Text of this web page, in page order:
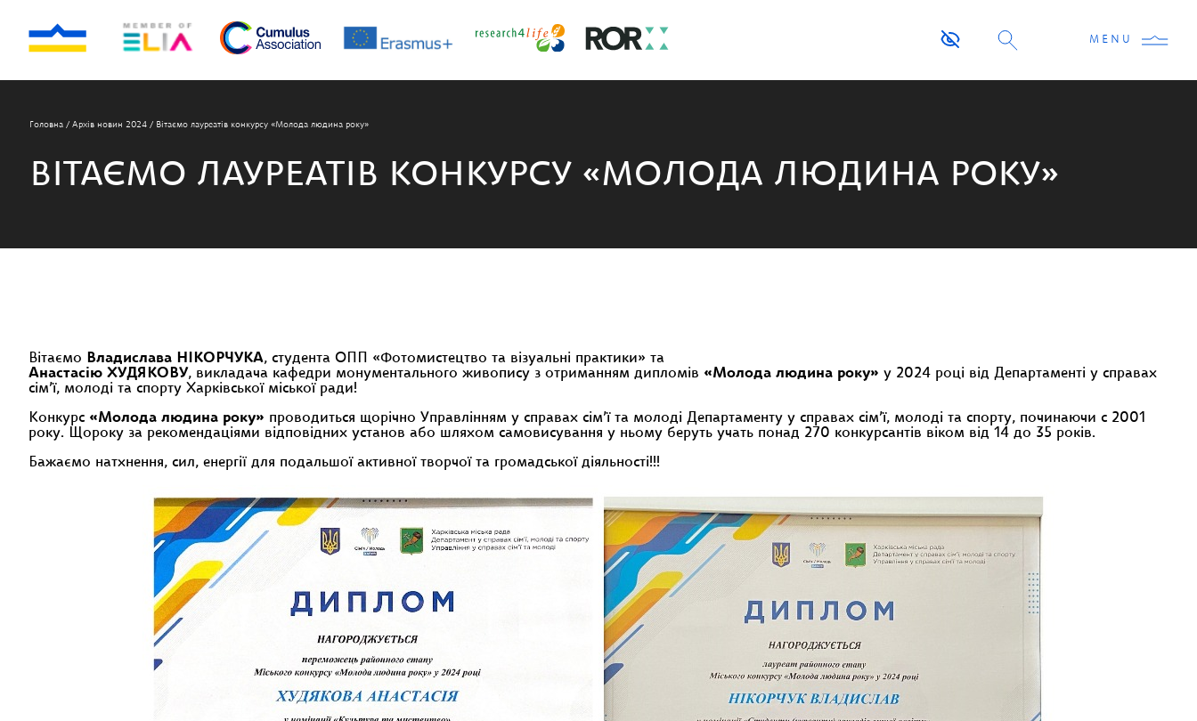
MENU
Головна / Архів новин 2024 / Вітаємо лауреатів конкурсу «Молода людина року»
ВІТАЄМО ЛАУРЕАТІВ КОНКУРСУ «МОЛОДА ЛЮДИНА РОКУ»
Вітаємо Владислава НІКОРЧУКА, студента ОПП «Фотомистецтво та візуальні практики» та
Анастасію ХУДЯКОВУ, викладача кафедри монументального живопису з отриманням дипломів «Молода людина року» у 2024 році від Департаменті у справах
сім’ї, молоді та спорту Харківської міської ради!
Конкурс «Молода людина року» проводиться щорічно Управлінням у справах сім’ї та молоді Департаменту у справах сім’ї, молоді та спорту, починаючи с 2001
року. Щороку за рекомендаціями відповідних установ або шляхом самовисування у ньому беруть учать понад 270 конкурсантів віком від 14 до 35 років.
Бажаємо натхнення, сил, енергії для подальшої активної творчої та громадської діяльності!!!